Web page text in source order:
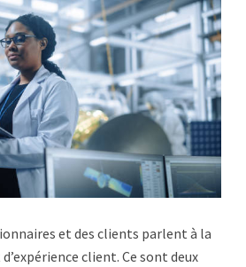
et des clients parlent à la
client. Ce sont deux